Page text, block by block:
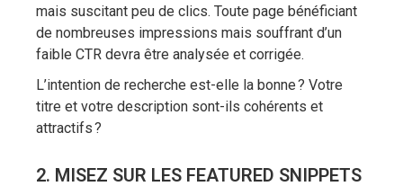
mais suscitant peu de clics. Toute page bénéficiant
de nombreuses impressions mais souffrant d’un
faible CTR devra être analysée et corrigée.
L’intention de recherche est-elle la bonne ? Votre
titre et votre description sont-ils cohérents et
attractifs ?
2. MISEZ SUR LES FEATURED SNIPPETS